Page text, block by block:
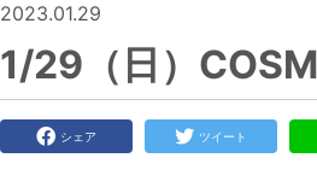
2023.01.29
1/29（日）
シェア ツイート